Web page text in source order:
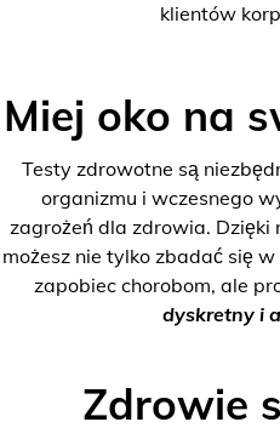
klientów
Miej oko na
Testy zdrowotne są
organizmu i wczesnego
zagrożeń dla zdrowia. Dzięki
możesz nie tylko zbadać się
zapobiec chorobom, ale
dyskretny i
Zdrowie